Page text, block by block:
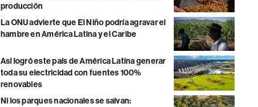
producción
La ONU advierte que El Niño podría agravar el
hambre en América Latina y el Caribe
Así logró este país de América Latina generar
toda su electricidad con fuentes 100%
renovables
Ni los parques nacionales se salvan: